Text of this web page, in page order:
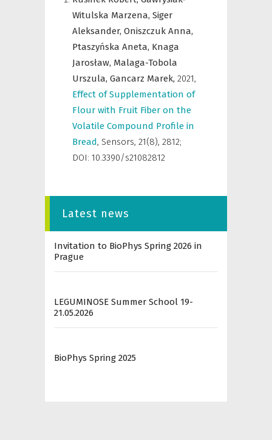
Witulska Marzena, Siger
Aleksander, Oniszczuk Anna,
Ptaszyńska Aneta, Knaga
Jarosław, Malaga-Tobola
Urszula, Gancarz Marek, 2021,
Effect of Supplementation of
Flour with Fruit Fiber on the
Volatile Compound Profile in
Bread, Sensors, 21(8), 2812;
DOI: 10.3390/s21082812
Latest news
Invitation to BioPhys Spring 2026 in
Prague
LEGUMINOSE Summer School 19-
21.05.2026
BioPhys Spring 2025